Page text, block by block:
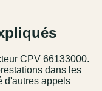
CPV 66133000.
dans les
d'autres appels